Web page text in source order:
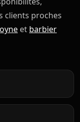
clients proches
et barbier